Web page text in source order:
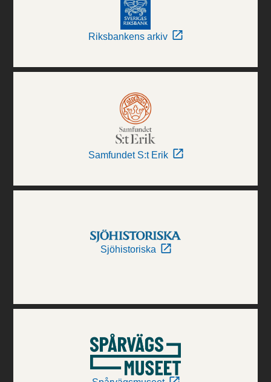
Riksbankens arkiv
Samfundet S:t Erik
Sjöhistoriska